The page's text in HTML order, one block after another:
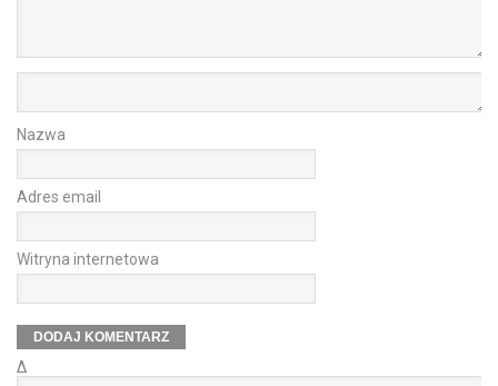
Nazwa
Adres email
Witryna internetowa
Δ